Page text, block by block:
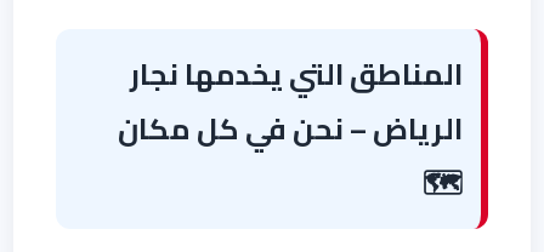
المناطق التي يخدمها نجار
الرياض – نحن في كل مكان
🗺️